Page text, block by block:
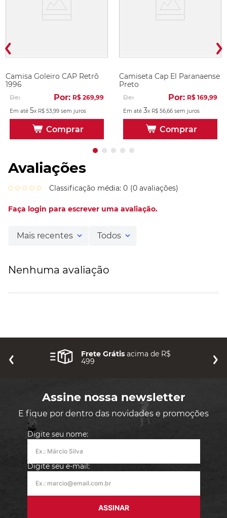
Camisa Goleiro CAP Retrô
1996
De: Por: R$ 269,99
Em até 5x R$ 5399 sem juros
Comprar
Camiseta Cap El Paranaense
Preto
De: Por: R$ 169,99
Em até 3x R$ 5666 sem juros
Comprar
Avaliações
Classificação média: 0 (0 avaliações)
Faça login para escrever uma avaliação.
Mais recentes Todos
Nenhuma avaliação
Frete Grátis acima de R$
499
Assine nossa newsletter
E fique por dentro das novidades e promoções
Digite seu nome:
Digite seu e-mail:
ASSINAR